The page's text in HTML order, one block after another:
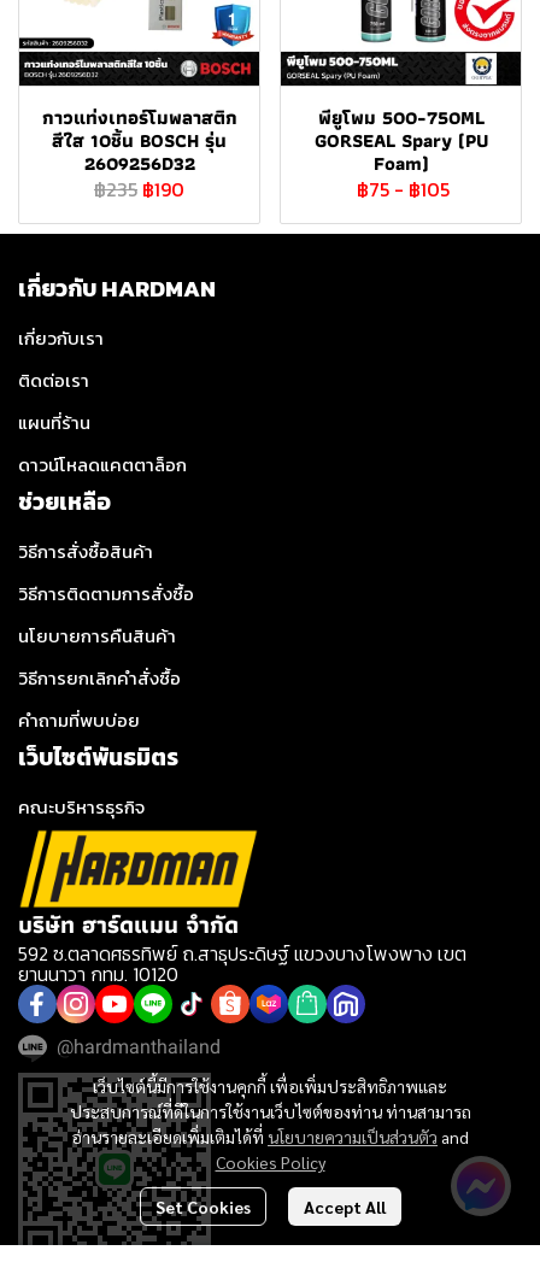
กาวแท่งเทอร์โมพลาสติก
สีใส 10ชิ้น BOSCH รุ่น
2609256D32
฿235 ฿190
พียูโพม 500-750ML
GORSEAL Spary (PU
Foam)
฿75 - ฿105
เว็บไซต์นี้มีการใช้งานคุกกี้ เพื่อเพิ่มประสิทธิภาพและ
ประสบการณ์ที่ดีในการใช้งานเว็บไซต์ของท่าน ท่านสามารถ
อ่านรายละเอียดเพิ่มเติมได้ที่ นโยบายความเป็นส่วนตัว and
Cookies Policy
Set Cookies Accept All
เกี่ยวกับ HARDMAN
เกี่ยวกับเรา
ติดต่อเรา
แผนที่ร้าน
ดาวน์โหลดแคตตาล็อก
ช่วยเหลือ
วิธีการสั่งซื้อสินค้า
วิธีการติดตามการสั่งซื้อ
นโยบายการคืนสินค้า
วิธีการยกเลิกคำสั่งซื้อ
คำถามที่พบบ่อย
เว็บไซต์พันธมิตร
คณะบริหารธุรกิจ
บริษัท ฮาร์ดแมน จำกัด
592 ซ.ตลาดศธรทิพย์ ถ.สาธุประดิษฐ์ แขวงบางโพงพาง เขต
ยานนาวา กทม. 10120
@hardmanthailand